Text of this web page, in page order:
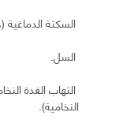
السكتة
السل.
التهاب الغدة
النخامية).